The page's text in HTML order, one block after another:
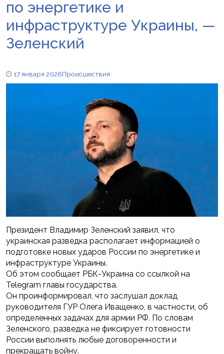
по энергетике и
инфраструктуре Украины, —
Зеленский
17 января 2026Происшествия
Президент Владимир Зеленский заявил, что
украинская разведка располагает информацией о
подготовке новых ударов России по энергетике и
инфраструктуре Украины.
Об этом сообщает РБК-Украина со ссылкой на
Telegram главы государства.
Он проинформировал, что заслушал доклад
руководителя ГУР Олега Иващенко, в частности, об
определенных задачах для армии РФ. По словам
Зеленского, разведка не фиксирует готовности
России выполнять любые договоренности и
прекращать войну.